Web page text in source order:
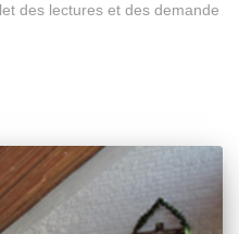
des lectures et des demande